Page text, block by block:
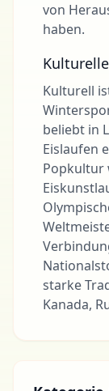
von
haben.
Kulturell
beliebt in
Eislaufen
Popkultur
starke
Kanada,